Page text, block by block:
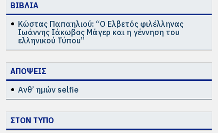
ΒΙΒΛΙΑ
Κώστας Παπαηλιού: “Ο Ελβετός φιλέλληνας
Ιωάννης Ιάκωβος Μάγερ και η γέννηση του
ελληνικού Τύπου”
ΑΠΟΨΕΙΣ
Ανθ’ ημών selfie
ΣΤΟΝ ΤΥΠΟ